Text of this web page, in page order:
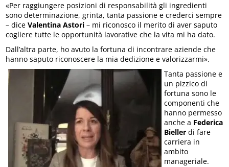
«Per raggiungere posizioni di responsabilità gli ingredienti
sono determinazione, grinta, tanta passione e crederci sempre
– diceValentina Astori – mi riconosco il merito di aver saputo
cogliere tutte le opportunità lavorative che la vita mi ha dato.
Dall’altra parte, ho avuto la fortuna di incontrare aziende che
hanno saputo riconoscere la mia dedizione e valorizzarmi».
Tanta passione e
un pizzico di
fortuna sono le
componenti che
hanno permesso
anche a Federica
Biellerdi fare
carriera in
ambito
manageriale.